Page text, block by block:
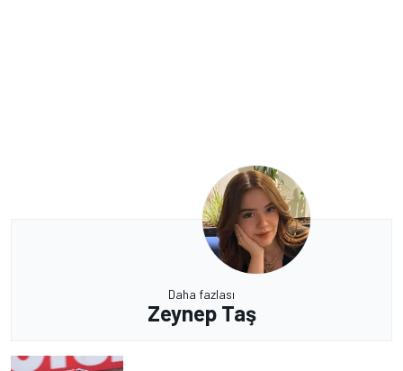
Daha fazlası
Zeynep Taş